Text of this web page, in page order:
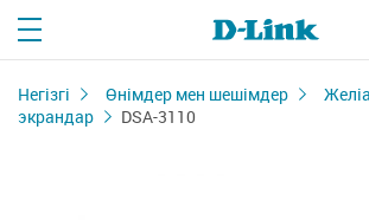
Негізгі Өнімдер мен шешімдер
экрандар
DSA-3110